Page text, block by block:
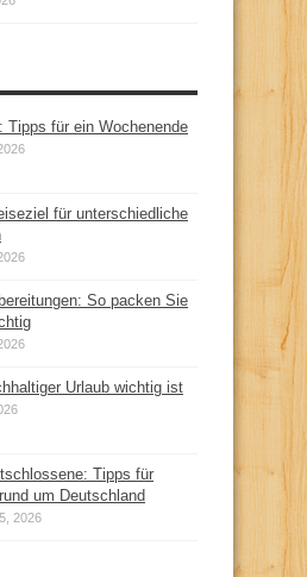
Tipps für ein Wochenende
für unterschiedliche
So packen Sie
Urlaub wichtig ist
Tipps für
um Deutschland
2026